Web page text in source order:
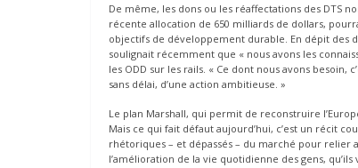
De même, les dons ou les réaffectations des DTS
récente allocation de 650 milliards de dollars,
objectifs de développement durable. En dépit des
soulignait récemment que « nous avons les
les ODD sur les rails. « Ce dont nous avons besoin,
sans délai, d’une action ambitieuse. »
Le plan Marshall, qui permit de reconstruire
Mais ce qui fait défaut aujourd’hui, c’est un récit
rhétoriques – et dépassés – du marché pour
l’amélioration de la vie quotidienne des gens,